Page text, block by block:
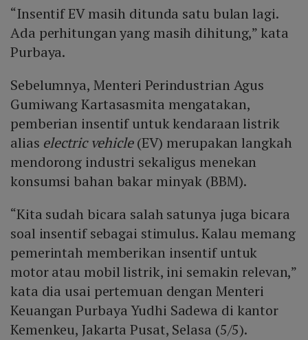
“Insentif EV masih ditunda satu bulan lagi.
Ada perhitungan yang masih dihitung,” kata
Purbaya.
Sebelumnya, Menteri Perindustrian Agus
Gumiwang Kartasasmita mengatakan,
pemberian insentif untuk kendaraan listrik
alias electric vehicle(EV) merupakan langkah
mendorong industri sekaligus menekan
konsumsi bahan bakar minyak (BBM).
“Kita sudah bicara salah satunya juga bicara
soal insentif sebagai stimulus. Kalau memang
pemerintah memberikan insentif untuk
motor atau mobil listrik, ini semakin relevan,”
kata dia usai pertemuan dengan Menteri
Keuangan Purbaya Yudhi Sadewa di kantor
Kemenkeu, Jakarta Pusat, Selasa (5/5).